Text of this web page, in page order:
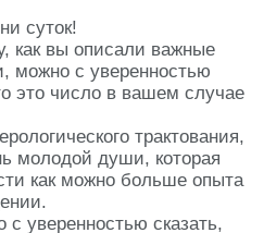
суток!
как вы описали важные
можно с уверенностью
это число в вашем случае
трактования,
молодой души, которая
как можно больше опыта
уверенностью сказать,